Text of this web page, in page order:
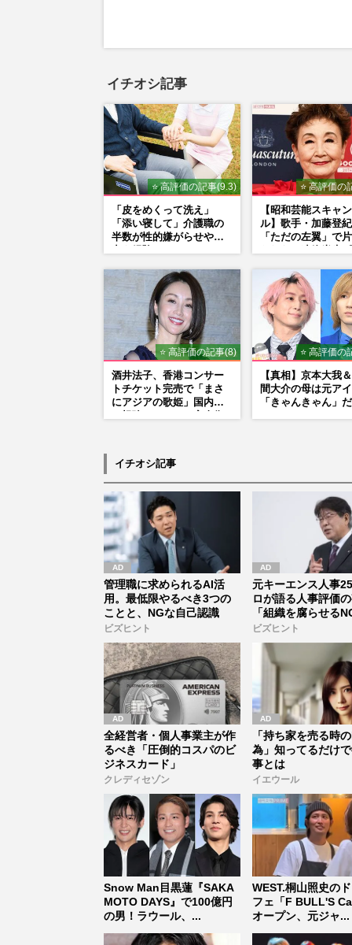
イチオシ記事
⭐ 高評価の記事(9.3)
「皮をめくって洗え」
「添い寝して」介護職の
半数が性的嫌がらせや暴
⭐ 高評価の
【昭和芸能スキャ
ル】歌手・加藤登
「ただの左翼」で
内ゲバ事件》
⭐ 高評価の記事(8)
酒井法子、香港コンサー
トチケット完売で「まさ
にアジアの歌姫」国内外
⭐ 高評価の
【真相】京本大我
間大介の母は元ア
「きゃんきゃん」
イチオシ記事
管理職に求められるAI活
用。最低限やるべき3つの
ことと、NGな自己認識
ビズヒント
元キーエンス人事
ロが語る人事評価
「組織を腐らせる
価」とは...
ビズヒント
全経営者・個人事業主が作
るべき「圧倒的コスパのビ
ジネスカード」
クレディセゾン
「持ち家を売る時
為」知ってるだけ
事とは
イエウール
Snow Man目黒蓮『SAKA
MOTO DAYS』で100億円
の男！ラウール、...
WEST.桐山照史の
フェ「F BULL'S
オープン、元ジャ...